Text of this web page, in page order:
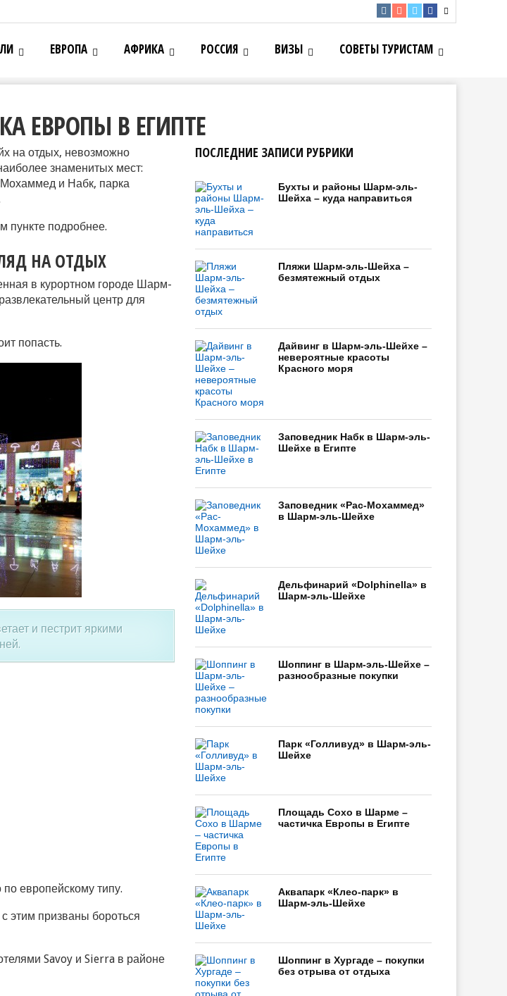
ЕВРОПА АФРИКА РОССИЯ ВИЗЫ СОВЕТЫ ТУРИСТАМ
ЕВРОПЫ В ЕГИПТЕ
на отдых, невозможно
знаменитых мест:
и Набк, парка
пункте подробнее.
НА ОТДЫХ
в курортном городе Шарм-
центр для
попасть.
и пестрит яркими
европейскому типу.
этим призваны бороться
Savoy и Sierra в районе
ПОСЛЕДНИЕ ЗАПИСИ РУБРИКИ
Бухты и районы Шарм-эль-
Шейха – куда направиться
Пляжи Шарм-эль-Шейха –
безмятежный отдых
Дайвинг в Шарм-эль-Шейхе –
невероятные красоты
Красного моря
Заповедник Набк в Шарм-эль-
Шейхе в Египте
Заповедник «Рас-Мохаммед»
в Шарм-эль-Шейхе
Дельфинарий «Dolphinella» в
Шарм-эль-Шейхе
Шоппинг в Шарм-эль-Шейхе –
разнообразные покупки
Парк «Голливуд» в Шарм-эль-
Шейхе
Площадь Сохо в Шарме –
частичка Европы в Египте
Аквапарк «Клео-парк» в
Шарм-эль-Шейхе
Шоппинг в Хургаде – покупки
без отрыва от отдыха